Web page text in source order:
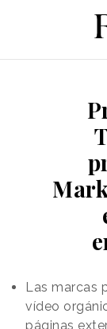
Las marcas
vídeo
páginas